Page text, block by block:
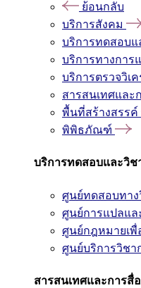
ย้อนกลับ
บริการสังคม
บริการทดสอบแ
บริการทางการ
บริการตรวจวิเ
สารสนเทศและ
พื้นที่สร้างสรรค์
พิพิธภัณฑ์
บริการทดสอบและวิช
ศูนย์ทดสอบทาง
ศูนย์การแปลแล
ศูนย์กฎหมายเ
ศูนย์บริการวิช
สารสนเทศและการสื่